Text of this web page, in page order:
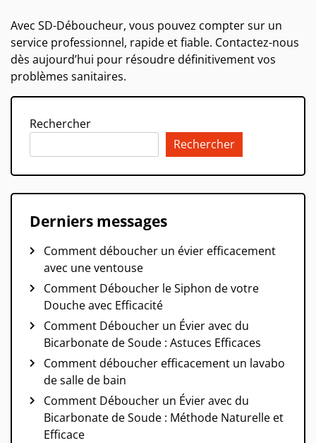
Avec SD-Déboucheur, vous pouvez compter sur un
service professionnel, rapide et fiable. Contactez-nous
dès aujourd’hui pour résoudre définitivement vos
problèmes sanitaires.
Rechercher
Rechercher
Derniers messages
Comment déboucher un évier efficacement
avec une ventouse
Comment Déboucher le Siphon de votre
Douche avec Efficacité
Comment Déboucher un Évier avec du
Bicarbonate de Soude : Astuces Efficaces
Comment déboucher efficacement un lavabo
de salle de bain
Comment Déboucher un Évier avec du
Bicarbonate de Soude : Méthode Naturelle et
Efficace